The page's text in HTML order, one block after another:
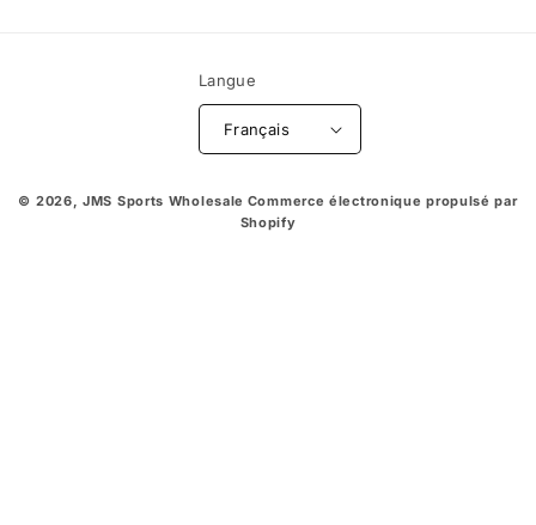
Langue
Français
© 2026,JMS Sports Wholesale Commerce électronique propulsé par
Shopify